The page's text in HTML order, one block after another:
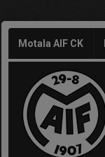
Motala AIF CK